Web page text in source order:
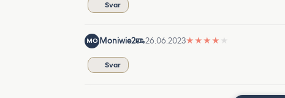
Svar
MO Moniwie2 26.06.2023★ ★ ★ ★ ★
Svar